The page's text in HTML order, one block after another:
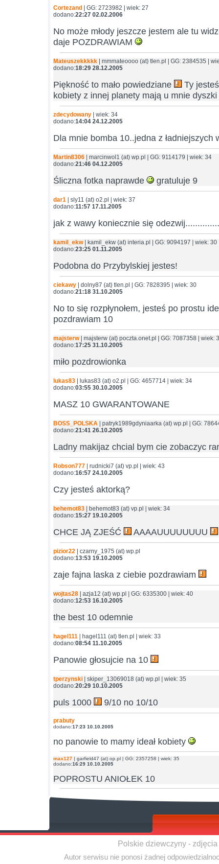
Cortezand
| GG: 2723982 | wiek: 27
dodano:22:27 02.02.2006
No może młody jeszcze jestem ale tu
daje POZDRAWIAM
Mateuszekkkkk | mmmateoooo (at) tlen.pl | GG: 2384535 |
dodano:18:29 28.12.2005
Piękność to mało powiedziane
Ty
kobiety z innej planety mają u mnie dyszki
zdecydowany | wiek: 34
dodano:14:04 24.12.2005
Dla mnie bomba 10..jedna z ładniejszych
Martin8306 | marcinwol1 (at) wp.pl | GG: 9114179 | wiek: 34
dodano:21:46 04.12.2005
Śliczna fotka naprawde gratuluje 9
dar1 | sly11 (at) o2.pl | wiek: 37
dodano:11:57 17.11.2005
jak z wawy koniecznie się
kamil_ekw| kamil_ekw (at) interia.pl | GG: 9094197 | wiek: 30
dodano:23:25 01.11.2005
Podobna do Przybylskiej jestes!
ciekawy | dolny87 (at) tlen.pl | GG: 7828395 | wiek: 30
dodano:21:18 31.10.2005
No to się rozpłynołem, jesteś po prostu
pozdrawiam 10
majsterw| majsterw (at) poczta.onet.pl | GG: 7087358 | wiek:
dodano:17:25 31.10.2005
miło pozdrowionka
lukas83 | lukas83 (at) o2.pl | GG: 4657714 | wiek: 34
dodano:03:55 30.10.2005
MASZ 10 GWARANTOWANE
BOSS_POLSKA | patryk1989gdyniaarka (at) wp.pl | GG:
dodano:21:41 26.10.2005
Ladny makijaz chcial bym cie zobaczyc
Robson777 | rudnicki7 (at) vp.pl | wiek: 43
dodano:16:57 24.10.2005
Czy jesteś aktorką?
behemot83 | behemot83 (at) vp.pl | wiek: 34
dodano:15:27 19.10.2005
CHCE JĄ ZJEŚĆ AAAAUUUUUUUU
pizior22 | czarny_1975 (at) wp.pl
dodano:13:53 19.10.2005
zaje fajna laska z ciebie pozdrawiam
wojtas28 | azja12 (at) wp.pl | GG: 6335300 | wiek: 40
dodano:12:53 16.10.2005
the best 10 odemnie
hagel111 | hagel111 (at) tlen.pl | wiek: 33
dodano:08:54 11.10.2005
Panowie głosujcie na 10
tperzynski | skiper_13069018 (at) wp.pl | wiek: 35
dodano:20:29 10.10.2005
puls 1000 9/10 no 10/10
prabuty
dodano:17:23 10.10.2005
no panowie to mamy ideał kobiety
max127 | garfield47 (at) op.pl | GG: 2357258 | wiek: 35
dodano:16:29 10.10.2005
POPROSTU ANIOŁEK 10
Polskie dziewczyny -
Autor serwisu nie ponosi żadnej